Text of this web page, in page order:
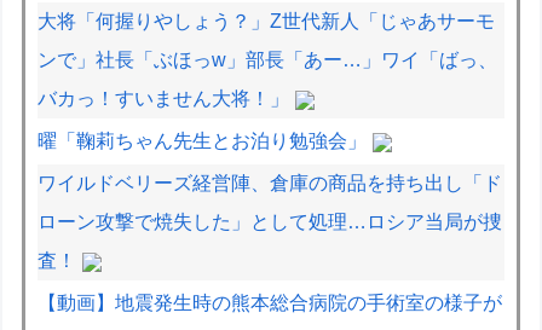
大将「何握りやしょう？」Z世代新人「じゃあサーモ
ンで」社長「ぶほっw」部長「あー…」ワイ「ばっ、
バカっ！すいません大将！」
曜「鞠莉ちゃん先生とお泊り勉強会」
ワイルドベリーズ経営陣、倉庫の商品を持ち出し「ド
ローン攻撃で焼失した」として処理…ロシア当局が捜
査！
【動画】地震発生時の熊本総合病院の手術室の様子が